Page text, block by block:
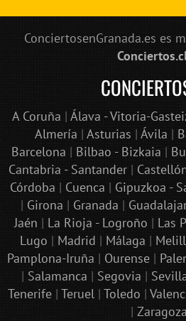
ConciertosenGranada.es es
A Coruña | Álava - Vitoria-
Almería | Asturias | Ávila |
Barcelona | Bilbao - Bizkaia |
Cantabria - Santander|
Córdoba | Cuenca | Gipuzkoa -
| Girona | Granada |
Jaén | La Rioja - Logroño | Las
Lugo | Madrid | Málaga |
Pamplona-Iruña | Ourense |
| Salamanca | Segovia |
Tenerife| Teruel| Toledo |
| Zaragoza